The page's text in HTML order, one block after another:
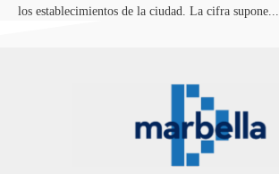
los establecimientos de la ciudad. La cifra supone...